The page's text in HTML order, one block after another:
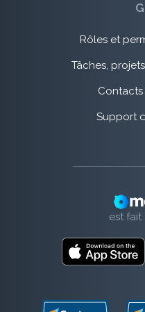
Rôles et
Tâches,
Support
est fait